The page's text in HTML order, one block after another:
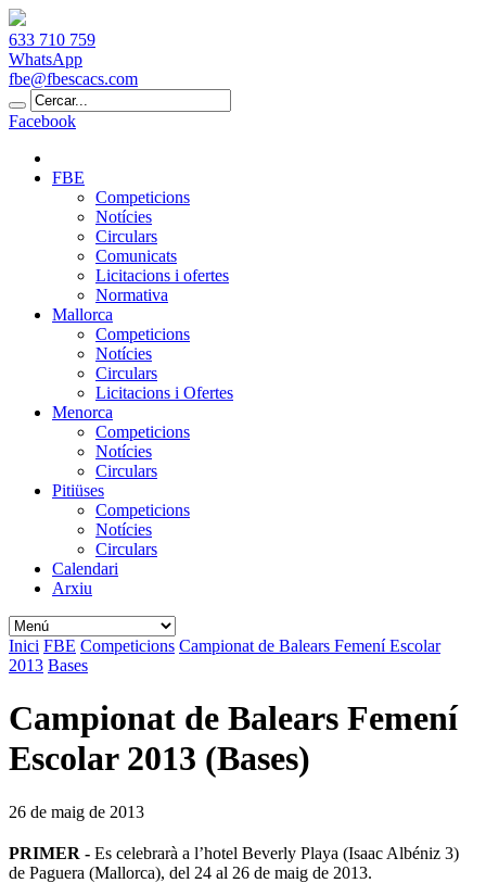
633 710 759
WhatsApp
fbe@fbescacs.com
Facebook
FBE
Competicions
Notícies
Circulars
Comunicats
Licitacions i ofertes
Normativa
Mallorca
Competicions
Notícies
Circulars
Licitacions i Ofertes
Menorca
Competicions
Notícies
Circulars
Pitiüses
Competicions
Notícies
Circulars
Calendari
Arxiu
Inici FBE Competicions Campionat de Balears Femení Escolar
2013 Bases
Campionat de Balears Femení
Escolar 2013 (Bases)
26 de maig de 2013
PRIMER - Es celebrarà a l’hotel Beverly Playa (Isaac Albéniz 3)
de Paguera (Mallorca), del 24 al 26 de maig de 2013.